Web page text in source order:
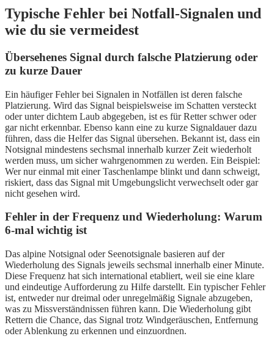
Typische Fehler bei Notfall-Signalen und
wie du sie vermeidest
Übersehenes Signal durch falsche Platzierung oder
zu kurze Dauer
Ein häufiger Fehler bei Signalen in Notfällen ist deren falsche
Platzierung. Wird das Signal beispielsweise im Schatten versteckt
oder unter dichtem Laub abgegeben, ist es für Retter schwer oder
gar nicht erkennbar. Ebenso kann eine zu kurze Signaldauer dazu
führen, dass die Helfer das Signal übersehen. Bekannt ist, dass ein
Notsignal mindestens sechsmal innerhalb kurzer Zeit wiederholt
werden muss, um sicher wahrgenommen zu werden. Ein Beispiel:
Wer nur einmal mit einer Taschenlampe blinkt und dann schweigt,
riskiert, dass das Signal mit Umgebungslicht verwechselt oder gar
nicht gesehen wird.
Fehler in der Frequenz und Wiederholung: Warum
6-mal wichtig ist
Das alpine Notsignal oder Seenotsignale basieren auf der
Wiederholung des Signals jeweils sechsmal innerhalb einer Minute.
Diese Frequenz hat sich international etabliert, weil sie eine klare
und eindeutige Aufforderung zu Hilfe darstellt. Ein typischer Fehler
ist, entweder nur dreimal oder unregelmäßig Signale abzugeben,
was zu Missverständnissen führen kann. Die Wiederholung gibt
Rettern die Chance, das Signal trotz Windgeräuschen, Entfernung
oder Ablenkung zu erkennen und einzuordnen.